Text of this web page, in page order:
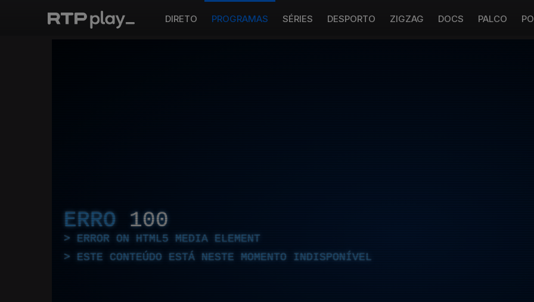
DIRETO PROGRAMAS SÉRIES DESPORTO ZIGZAG DOCS PALCO
ERRO 100
ERROR ON HTML5 MEDIA ELEMENT
ESTE CONTEÚDO ESTÁ NESTE MOMENTO INDISPONÍVEL